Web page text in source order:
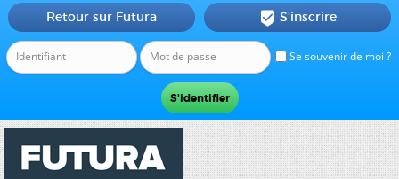
Se souvenir de moi ?
Retour sur Futura  S'inscrire